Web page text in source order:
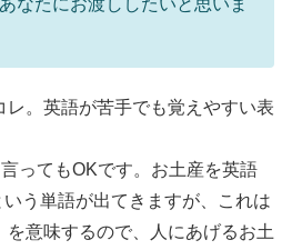
。英語が苦手でも覚えやすい表
ってもOKです。お土産を英語
う単語が出てきますが、これは
を意味するので、人にあげるお土